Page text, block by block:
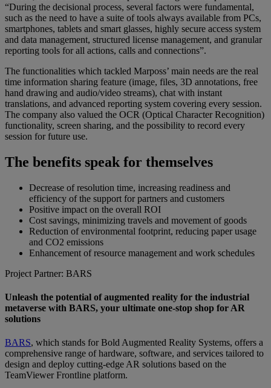
“During the decisional process, several factors were fundamental,
such as the need to have a suite of tools always available from PCs,
smartphones, tablets and smart glasses, highly secure access system
and data management, structured license management, and granular
reporting tools for all actions, calls and connections”.
The functionalities which tackled Marposs’ main needs are the real
time information sharing feature (image, files, 3D annotations, free
hand drawing and audio/video streams), chat with instant
translations, and advanced reporting system covering every session.
The company also valued the OCR (Optical Character Recognition)
functionality, screen sharing, and the possibility to record every
session for future use.
The benefits speak for themselves
Decrease of resolution time, increasing readiness and
efficiency of the support for partners and customers
Positive impact on the overall ROI
Cost savings, minimizing travels and movement of goods
Reduction of environmental footprint, reducing paper usage
and CO2 emissions
Enhancement of resource management and work schedules
Project Partner: BARS
Unleash the potential of augmented reality for the industrial
metaverse with BARS, your ultimate one-stop shop for AR
solutions
BARS, which stands for Bold Augmented Reality Systems, offers a
comprehensive range of hardware, software, and services tailored to
design and deploy cutting-edge AR solutions based on the
TeamViewer Frontline platform.